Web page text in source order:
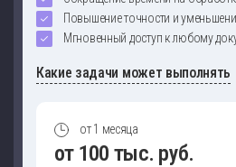
Повышение точности и
Мгновенный доступ к любому
Какие задачи может выполнять
от 1 месяца
от 100 тыс. руб.